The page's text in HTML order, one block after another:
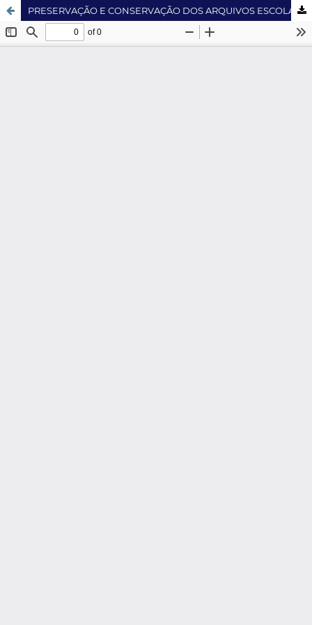
PRESERVAÇÃO E CONSERVAÇÃO DOS ARQUIVOS ESCOLARES — LABORATÓRIO DE ENSINO E PESQUISA EM HISTÓRIA DA EDUCAÇÃO — LEPHE/UEL